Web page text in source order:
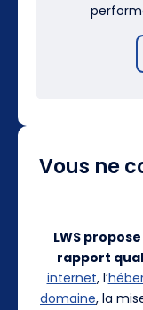
Vous ne
LWS
rapport
internet, l’
domaine, la